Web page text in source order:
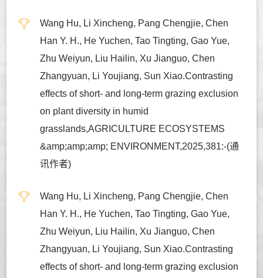
Wang Hu, Li Xincheng, Pang Chengjie, Chen
Han Y. H., He Yuchen, Tao Tingting, Gao Yue,
Zhu Weiyun, Liu Hailin, Xu Jianguo, Chen
Zhangyuan, Li Youjiang, Sun Xiao.Contrasting
effects of short- and long-term grazing exclusion
on plant diversity in humid
grasslands,AGRICULTURE ECOSYSTEMS
&amp;amp;amp; ENVIRONMENT,2025,381:-(通
讯作者)
Wang Hu, Li Xincheng, Pang Chengjie, Chen
Han Y. H., He Yuchen, Tao Tingting, Gao Yue,
Zhu Weiyun, Liu Hailin, Xu Jianguo, Chen
Zhangyuan, Li Youjiang, Sun Xiao.Contrasting
effects of short- and long-term grazing exclusion